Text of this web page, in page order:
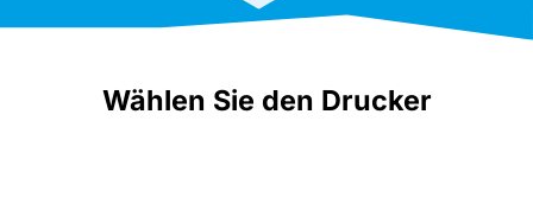
Wählen Sie den Drucker